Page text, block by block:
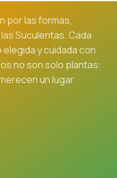
por las formas,
Suculentas. Cada
y cuidada con
no son solo plantas:
un lugar